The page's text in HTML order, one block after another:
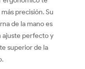
precisión. Su
de la mano es
ajuste perfecto y
superior de la